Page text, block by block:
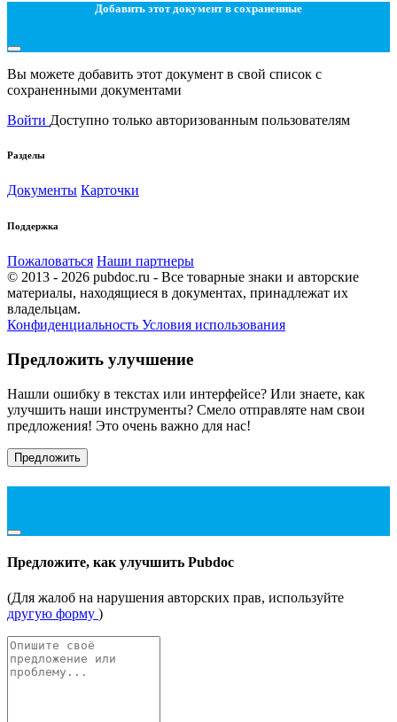
Добавить этот документ в сохраненные
Вы можете добавить этот документ в свой список с
сохраненными документами
Войти Доступно только авторизованным пользователям
Разделы
Документы Карточки
Поддержка
Пожаловаться Наши партнеры
© 2013 - 2026 pubdoc.ru - Все товарные знаки и авторские
материалы, находящиеся в документах, принадлежат их
владельцам.
Конфиденциальность Условия использования
Предложить улучшение
Нашли ошибку в текстах или интерфейсе? Или знаете, как
улучшить наши инструменты? Смело отправляте нам свои
предложения! Это очень важно для нас!
Предложить
Предложите, как улучшить Pubdoc
(Для жалоб на нарушения авторских прав, используйте
другую форму )